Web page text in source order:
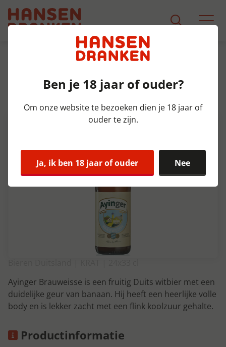
Product Detail
Ayinger Brauweisse Krat 24x33
cl 5,1%
Ayinger Brauweisse is een fruitig Duits witbier met een
duidelijke geur van banaan. Hij heeft een heerlijke volle
body en is lekker zacht met een flink koolzuur gehalte.
Productinformatie
Ben je 18 jaar of ouder?
Om onze website te bezoeken dien je 18 jaar of
ouder te zijn.
Ja, ik ben 18 jaar of ouder Nee